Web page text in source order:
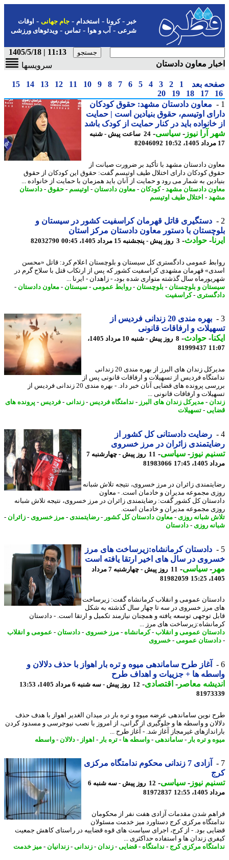
-کرونا-استخدام- جام جهانی-اوقات
شرعی-آب و هوا-تماس-ویدئوهای ورزشی
11:13 | 1405/5/18
معاون دادستان
سرویسها
بعد 1
2
3
4
5
6
7
8
9
10
11
12
13
14
15
17
18
19
20
معاون دادستان مشهد: حقوق کودکان
اوتیسم، حقوق بنیادین است | حمایت
باید در کنار حمایت از کودک باشد
آرا نیوز-سیاسی-
24 ساعت پیش - شنبه
82046092
دادستان مشهد با تأکید بر ضرورت صیانت از
کودکان دارای اختلال طیف اوتیسم گفت: حقوق این کودکان از حقوق
به شمار می رود و حمایت از آنان باید همزمان با حمایت از خانواده ...
دادستان مشهد-کودکان-معاون دادستان-اوتیسم-حقوق-دادستان
-اختلال طیف اوتیسم
دستگیری قاتل قهرمان کراسفیت کشور در سیستان و
با دستور معاون دادستان مرکز استان
-حوادث -3 روز پیش - پنجشنبه 15 مرداد 1405، 00:45 82032790
عمومی دادگستری کل سیستان و بلوچستان اعلام کرد: قاتل «محسن
قهرمان مشهدی کراسفیت کشور که پس از ارتکاب قتل با سلاح گرم در
سال گذشته متواری شده بود، - زاهدان - ایرنا ...
و بلوچستان-بلوچستان-روابط عمومی-سیستان-معاون دادستان-
- کراسفیت
بهره مندی 20 زندانی فردیس از
و ارفاقات قانونی
-حوادث -
8 روز پیش - شنبه 10 مرداد 1405،
81999437
مدیرکل زندان های البرز از بهره مندی 20 زندانی
فردیس از تسهیلات و ارفاقات قانونی پس از
بررسی پرونده های قضایی آنان خبر داد. - بهره مندی 20 زندانی فردیس از
و ارفاقات قانونی ...
- مدیرکل زندان های البرز -ندامتگاه فردیس-زندانی- فردیس-پرونده های
-تسهیلات
رضایت دادستانی کل کشور از
زائران در مرز خسروی
نیوز-سیاسی-
11 روز پیش - چهارشنبه 7
17:45
81983066
زائران در مرز خسروی، نتیجه تلاش شبانه
مجموعه مدیران و خادمان است. - معاون
کل کشور گفت: رضایتمندی زائران در مرز خسروی، نتیجه تلاش شبانه
مجموعه مدیران و خادمان است.
شبانه روزی - معاون دادستان کل کشور-رضایتمندی-مرز خسروی-زائران-
روزی - دادستان
دادستان کرمانشاه:زیرساخت های مرز
در سال های اخیر ارتقا یافته است
-سیاسی-
11 روز پیش - چهارشنبه 7 مرداد
81982059
عمومی و انقلاب کرمانشاه گفت: زیرساخت
مرز خسروی در سه تا چهار سال گذشته به شکل
توجهی توسعه یافته و همچنان نیازمند تکمیل و ارتقا است. - دادستان
های مرز ...
عمومی و انقلاب-کرمانشاه-مرز خسروی-دادستان-عمومی و انقلاب
عمومی-خسروی
آغاز طرح ساماندهی میوه و تره بار اهواز با حذف دلالان و
ها + جزییات و اهداف طرح
معاصر-اقتصادی-12 روز پیش - سه شنبه 6 مرداد 1405، 13:53
نوین ساماندهی عرضه میوه و تره بار در میدان الغدیر اهواز با هدف حذف
و واسطه ها و جلوگیری از گرانی، از امروز با نصب نیوجرسی و مسدود کردن
غیرمجاز آغاز شد. - آغاز طرح ...
و تره بار - ساماندهی-واسطه ها- تره بار - اهواز -دلالان-واسطه
آزادی 7 زندانی محکوم ندامتگاه مرکزی
نیوز-سیاسی-
12 روز پیش - سه شنبه 6
12:55
81972837
شدن مقدمات آزادی هفت نفر از محکومان
مرکزی کرج دستاورد میز خدمت مسئولان
بود. - از کرج، اجرای سیاست های قوه قضاییه در راستای کاهش جمعیت
زندان ها و استفاده حداکثری ...
مرکزی کرج-ندامتگاه-قضایی-زندان - زندانی- زندانیان -میز خدمت